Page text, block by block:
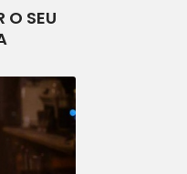
O SEU